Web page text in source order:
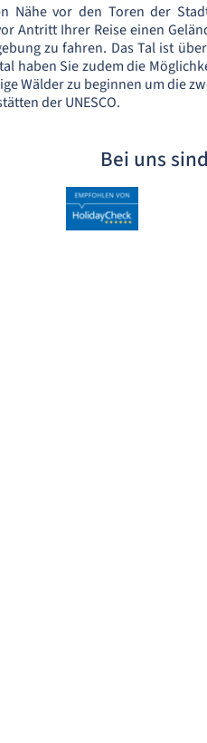
Nähe vor den Toren der
Antritt Ihrer Reise einen
zu fahren. Das Tal ist
haben Sie zudem die
Wälder zu beginnen um die
der UNESCO.
Bei uns